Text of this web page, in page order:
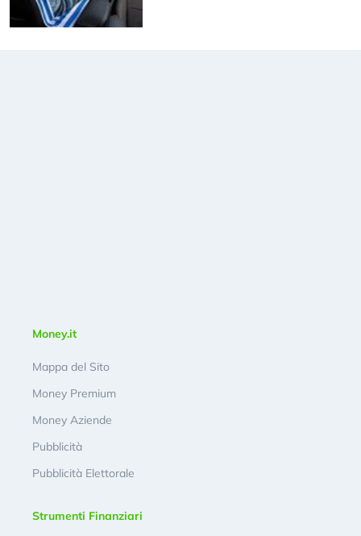
Money.it
Mappa del Sito
Money Premium
Money Aziende
Pubblicità
Pubblicità Elettorale
Strumenti Finanziari